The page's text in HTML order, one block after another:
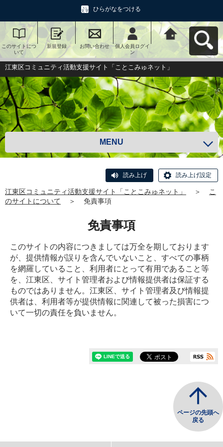
ひらがなをつける
このサイトにつ
いて
新規登録 お問い合わせ
個人会員ログイ
ン
江東区コミュニ
ティ活動支援サ
イト「ことこみ
ゅネット」へ戻
る
江東区コミュニティ活動支援サイト「ことこみゅネット」
MENU
読み上げ 読み上げ設定
江東区コミュニティ活動支援サイト「ことこみゅネット」 ＞
こ
のサイトについて
＞ 免責事項
免責事項
このサイトの内容につきましては万全を期しております
が、提供情報が誤りを含んでいないこと、すべての事柄
を網羅していること、利用者にとって有用であること等
を、江東区、サイト管理者および情報提供者は保証する
ものではありません。江東区、サイト管理者及び情報提
供者は、利用者等が提供情報に関連して被った損害につ
いて一切の責任を負いません。
ページの先頭へ
戻る